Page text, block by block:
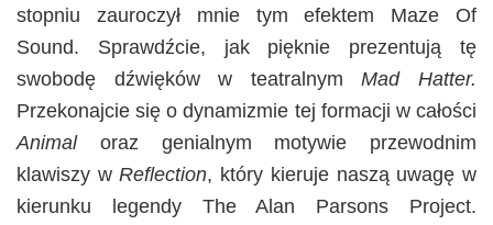
stopniu zauroczył mnie tym efektem Maze Of
Sound. Sprawdźcie, jak pięknie prezentują tę
swobodę dźwięków w teatralnymMad Hatter.
Przekonajcie się o dynamizmie tej formacji w całości
Animaloraz genialnym motywie przewodnim
klawiszy wReflection, który kieruje naszą uwagę w
kierunku legendy The Alan Parsons Project.